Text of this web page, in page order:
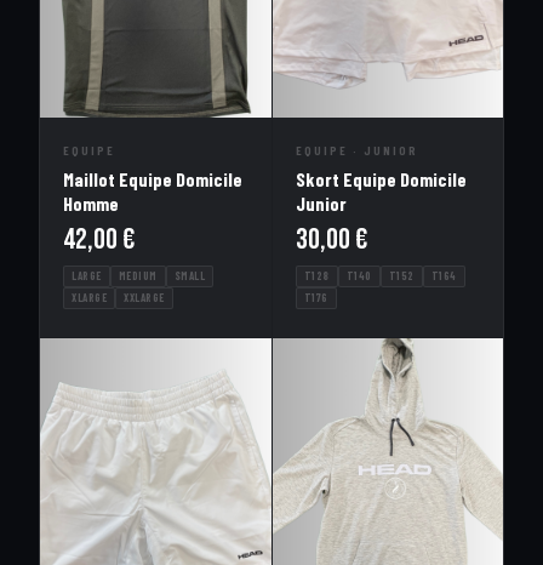
EQUIPE
Maillot Equipe Domicile
Homme
42,00 €
LARGE MEDIUM
SMALL
XLARGE
XXLARGE
EQUIPE · JUNIOR
Skort Equipe Domicile
Junior
30,00 €
T128 T140 T152
T164
T176